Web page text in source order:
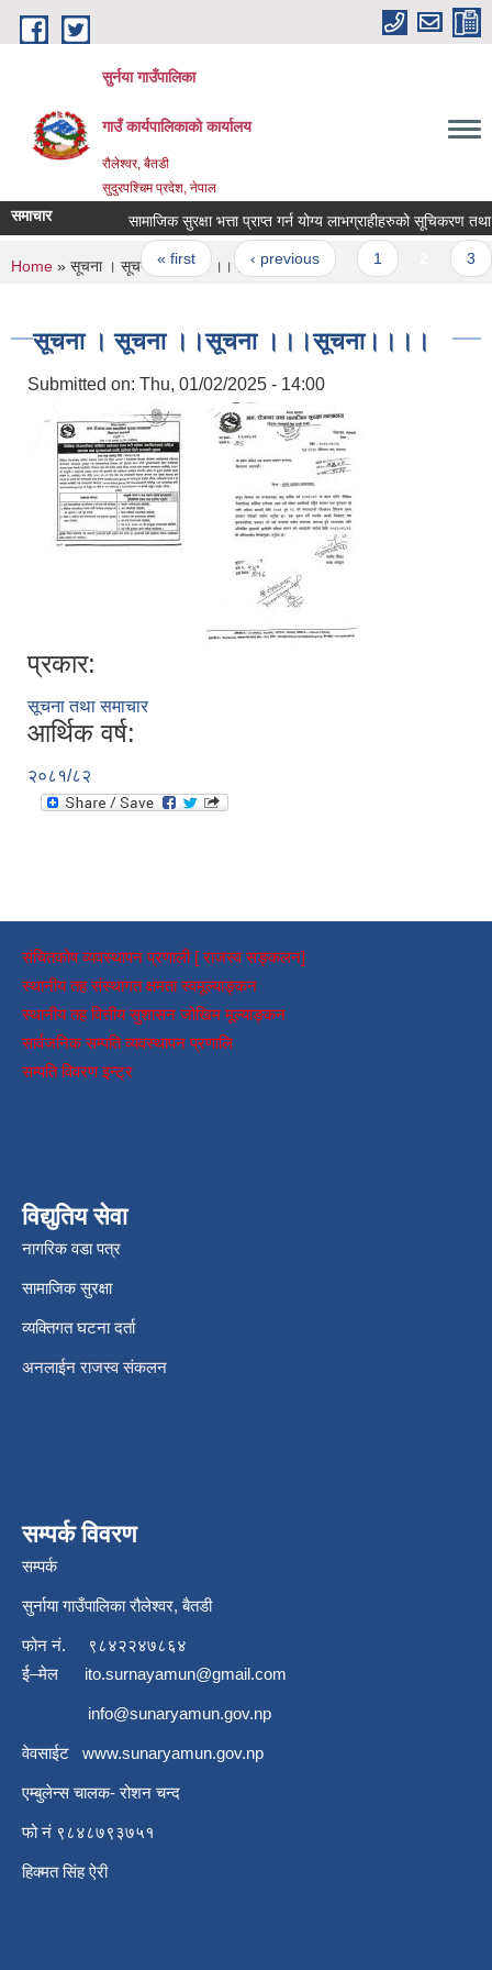
Skip to main content
सुर्नया गाउँपालिका
गाउँ कार्यपालिकाकाे कार्यालय
रौलेश्वर, बैतडी
सुदुरपश्चिम प्रदेश, नेपाल
समाचार सामाजिक सुरक्षा भत्ता प्राप्त गर्न योग्य लाभग्राहीहरुको सूचिकरण
Pages
« first ‹ previous 1 3
You are here
Home » सूचना । सूचना ।।सूचना ।।।सूचना।।।।
सूचना । सूचना ।।सूचना ।।।सूचना।।।।
Submitted on: Thu, 01/02/2025 - 14:00
प्रकार:
सूचना तथा समाचार
आर्थिक वर्ष:
२०८१/८२
संचितकोष व्यवस्थापन प्रणाली [ राजस्व सङ्कलन]
स्थानीय तह संस्थागत क्षमता स्वमूल्याङ्कन
स्थानीय तह वित्तीय सुशासन जोखिम मूल्याङ्कन
सार्वजनिक सम्पति व्यवस्थापन प्रणालि
सम्पति विवरण इन्ट्र
विद्युतिय सेवा
नागरिक वडा पत्र
सामाजिक सुरक्षा
व्यक्तिगत घटना दर्ता
अनलाईन राजस्व संकलन
सम्पर्क विवरण
सम्पर्क
सुर्नाया गाउँपालिका रौलेश्वर, बैतडी
फोन नं.
९८४२२४७८६४
ई–मेल ito.surnayamun@gmail.com
info@sunaryamun.gov.np
वेवसाईट www.sunaryamun.gov.np
एम्बुलेन्स चालक- रोशन चन्द
फो नं ९८४८७९३७५१
हिक्मत सिंह ऐरी